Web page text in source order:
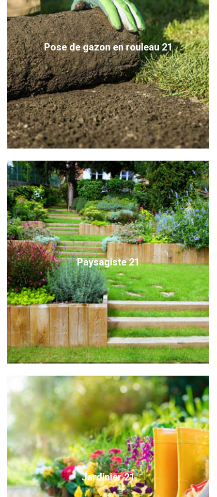
Pose de gazon en rouleau 21
Paysagiste 21
Jardinier 21